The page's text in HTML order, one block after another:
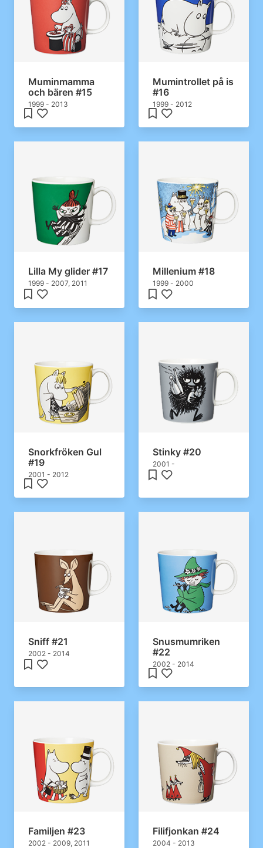
Muminmamma
och bären #15
1999 - 2013
Mumintrollet på is
#16
1999 - 2012
Lilla My glider #17
1999 - 2007, 2011
Millenium #18
1999 - 2000
Snorkfröken Gul
#19
2001 - 2012
Stinky #20
2001 -
Sniff #21
2002 - 2014
Snusmumriken
#22
2002 - 2014
Familjen #23
2002 - 2009, 2011
Filifjonkan #24
2004 - 2013